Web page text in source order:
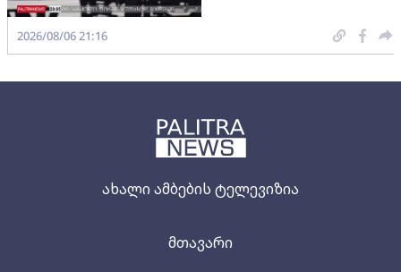
ახალი ამბების ტელევიზია
მთავარი
2026/08/06 21:16